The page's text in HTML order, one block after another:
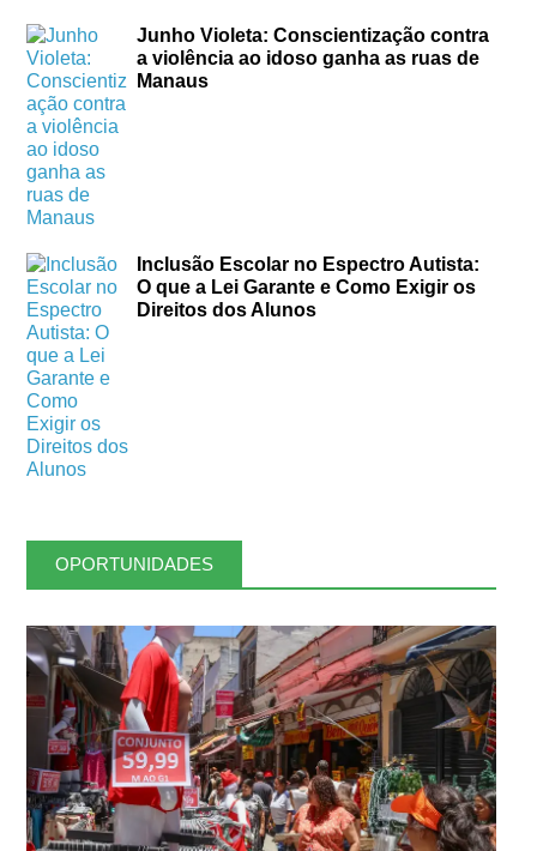
Junho Violeta: Conscientização contra
a violência ao idoso ganha as ruas de
Manaus
Inclusão Escolar no Espectro Autista:
O que a Lei Garante e Como Exigir os
Direitos dos Alunos
OPORTUNIDADES